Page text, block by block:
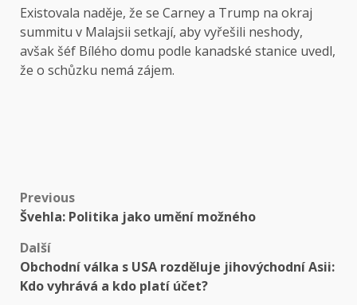
Existovala naděje, že se Carney a Trump na okraj
summitu v Malajsii setkají, aby vyřešili neshody,
avšak šéf Bílého domu podle kanadské stanice uvedl,
že o schůzku nemá zájem.
Post
navigation
Previous
Švehla: Politika jako umění možného
Další
Obchodní válka s USA rozděluje jihovýchodní Asii:
Kdo vyhrává a kdo platí účet?